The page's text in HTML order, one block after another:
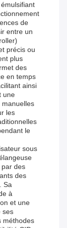
de
entre un
précis ou
plus
des
en temps
ainsi
une
manuelles
les
le
sous
des
des
Sa
à
et une
ses
méthodes